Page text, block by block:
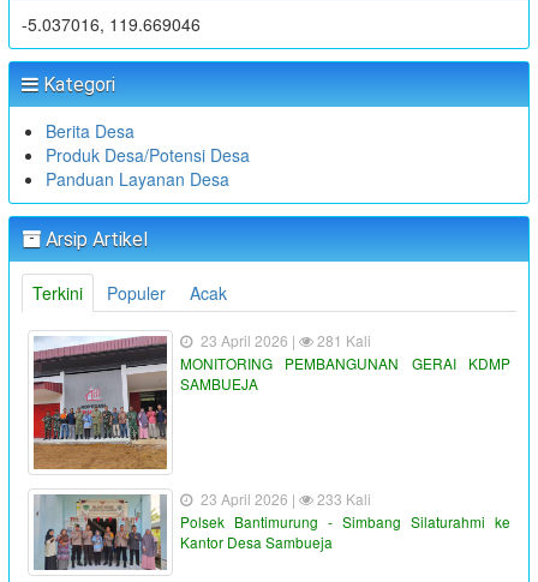
-5.037016, 119.669046
Kategori
Berita Desa
Produk Desa/Potensi Desa
Panduan Layanan Desa
Arsip Artikel
Terkini Populer Acak
23 April 2026 |
281 Kali
MONITORING PEMBANGUNAN GERAI KDMP
SAMBUEJA
23 April 2026 |
233 Kali
Polsek Bantimurung - Simbang Silaturahmi ke
Kantor Desa Sambueja